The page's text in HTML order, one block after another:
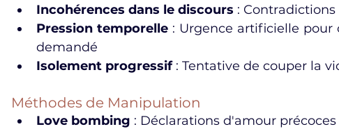
Incohérences dans le discours :
Pression temporelle : Urgence artificielle
demandé
Isolement progressif : Tentative de couper la
Méthodes de Manipulation
Love bombing : Déclarations d'amour précoces